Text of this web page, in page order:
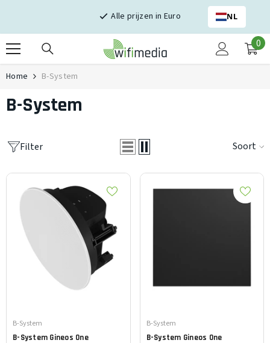
Alle prijzen in Euro NL
0
0
Home B-System
B-System
Filter Soort
Leverancier:
B-System
B-System Gineos One
Leverancier:
B-System
B-System Gineos One